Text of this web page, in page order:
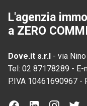
L'agenzia
a ZERO
Dove.it s.r.l - via
Tel: 02 87178289 - E-
P.IVA 10461690967 -